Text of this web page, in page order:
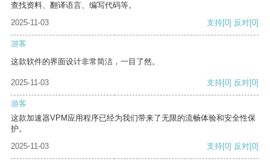
查找资料、翻译语言、编写代码等。
2025-11-03
支持[0] 反对[0]
游客
这款软件的界面设计非常简洁，一目了然。
2025-11-03 支持[0] 反对[0]
游客
这款加速器VPM应用程序已经为我们带来了无限的流畅体验和安全性保
护。
2025-11-03
支持[0] 反对[0]